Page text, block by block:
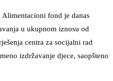
fond je danas
u ukupnom iznosu od
centra za socijalni rad
izdržavanje djece, saopšteno